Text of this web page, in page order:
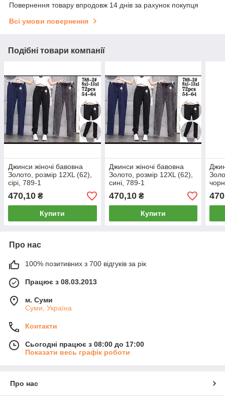
Повернення товару впродовж 14 днів за рахунок покупця
Всі умови повернення
Подібні товари компанії
Джинси жіночі бавовна
Золото, розмір 12XL (62),
сірі, 789-1
470,10 ₴
Купити
Джинси жіночі бавовна
Золото, розмір 12XL (62),
сині, 789-1
470,10₴
Купити
Про нас
100% позитивних з 700 відгуків за рік
Працює з 08.03.2013
м. Суми
Суми, Україна
Контакти
Сьогодні працює з 08:00 до 17:00
Показати весь графік роботи
Про нас